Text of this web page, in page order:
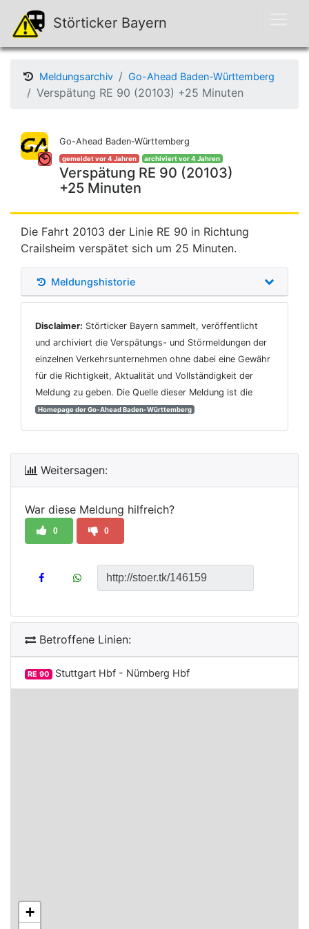
Störticker Bayern
Meldungsarchiv Go-Ahead Baden-Württemberg
Verspätung RE 90 (20103) +25 Minuten
Go-Ahead Baden-Württemberg
gemeldet vor 4 Jahren archiviert vor 4 Jahren
Verspätung RE 90 (20103)
+25 Minuten
Die Fahrt 20103 der Linie RE 90 in Richtung
Crailsheim verspätet sich um 25 Minuten.
Meldungshistorie
Disclaimer: Störticker Bayern sammelt, veröffentlicht
und archiviert die Verspätungs- und Störmeldungen der
einzelnen Verkehrsunternehmen ohne dabei eine Gewähr
für die Richtigkeit, Aktualität und Vollständigkeit der
Meldung zu geben. Die Quelle dieser Meldung ist die
Homepage der Go-Ahead Baden-Württemberg
Weitersagen:
War diese Meldung hilfreich?
0 0
Betroffene Linien:
RE 90 Stuttgart Hbf - Nürnberg Hbf
+